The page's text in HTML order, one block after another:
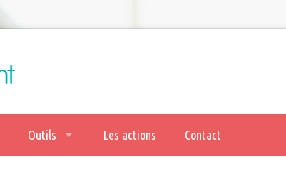
Outils Les actions Contact